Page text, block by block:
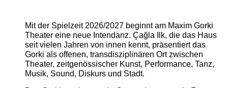
Mit der Spielzeit 2026/2027 beginnt am Maxim Gorki
Theater eine neue Intendanz. Çağla Ilk, die das Haus
seit vielen Jahren von innen kennt, präsentiert das
Gorki als offenen, transdisziplinären Ort zwischen
Theater, zeitgenössischer Kunst, Performance, Tanz,
Musik, Sound, Diskurs und Stadt.